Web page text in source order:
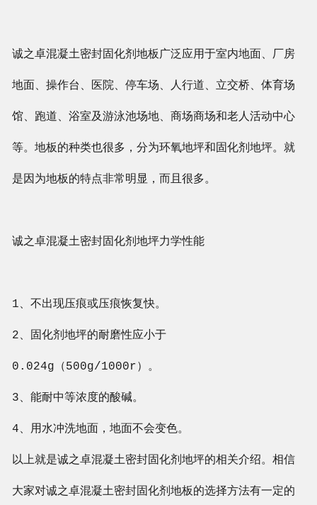
诚之卓混凝土密封固化剂地板广泛应用于室内地面、厂房
地面、操作台、医院、停车场、人行道、立交桥、体育场
馆、跑道、浴室及游泳池场地、商场商场和老人活动中心
等。地板的种类也很多，分为环氧地坪和固化剂地坪。就
是因为地板的特点非常明显，而且很多。
诚之卓混凝土密封固化剂地坪力学性能
1、不出现压痕或压痕恢复快。
2、固化剂地坪的耐磨性应小于
0.024g（500g/1000r）。
3、能耐中等浓度的酸碱。
4、用水冲洗地面，地面不会变色。
以上就是诚之卓混凝土密封固化剂地坪的相关介绍。相信
大家对诚之卓混凝土密封固化剂地板的选择方法有一定的